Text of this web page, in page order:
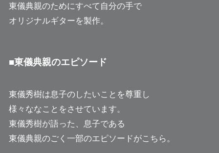
東儀典親のためにすべて自分の手で
オリジナルギターを製作。
■東儀典親のエピソード
東儀秀樹は息子のしたいことを尊重し
様々ななことをさせています。
東儀秀樹が語った、息子である
東儀典親のごく一部のエピソードがこちら。